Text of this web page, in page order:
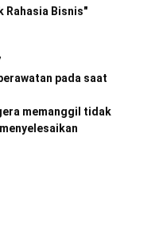
Rahasia Bisnis"
pada saat
memanggil tidak